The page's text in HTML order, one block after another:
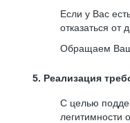
Если у Вас
отказаться
Обращаем
5. Реализация
С целью
легитимности